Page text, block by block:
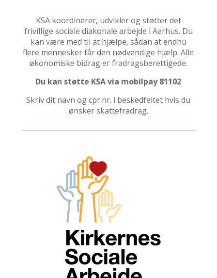
KSA koordinerer, udvikler og støtter det
frivillige sociale diakonale arbejde i Aarhus. Du
kan være med til at hjælpe, sådan at endnu
flere mennesker får den nødvendige hjælp. Alle
økonomiske bidrag er fradragsberettigede.
Du kan støtte KSA via mobilpay 81102
Skriv dit navn og cpr.nr. i beskedfeltet hvis du
ønsker skattefradrag.